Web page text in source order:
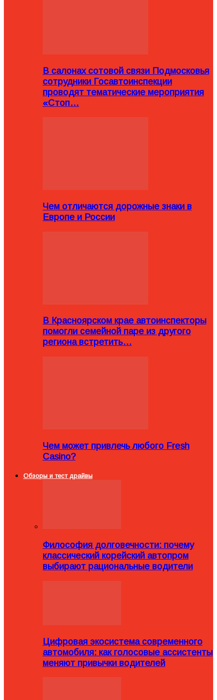
В салонах сотовой связи Подмосковья
сотрудники Госавтоинспекции
проводят тематические мероприятия
«Стоп…
Чем отличаются дорожные знаки в
Европе и России
В Красноярском крае автоинспекторы
помогли семейной паре из другого
региона встретить…
Чем может привлечь любого Fresh
Casino?
Обзоры и тест драйвы
Философия долговечности: почему
классический корейский автопром
выбирают рациональные водители
Цифровая экосистема современного
автомобиля: как голосовые ассистенты
меняют привычки водителей